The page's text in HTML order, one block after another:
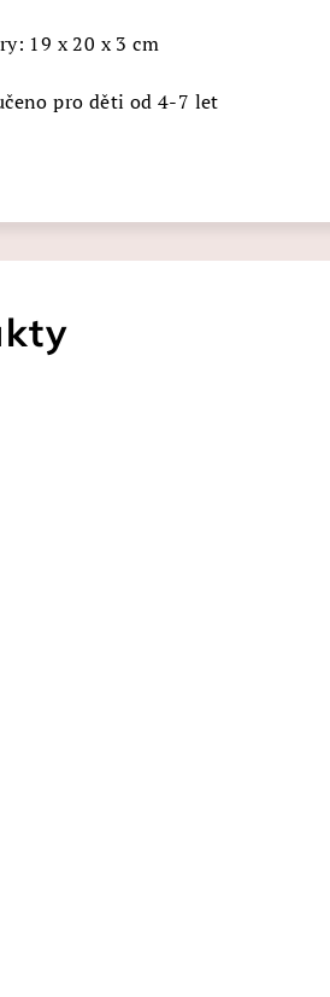
19 x 20 x 3 cm
pro děti od 4-7 let